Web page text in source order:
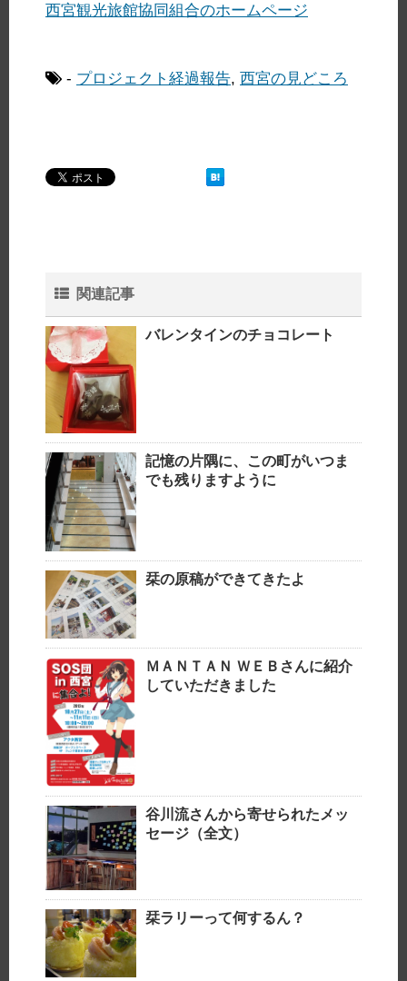
西宮観光旅館協同組合のホームページ
- プロジェクト経過報告, 西宮の見どころ
関連記事
バレンタインのチョコレート
記憶の片隅に、この町がいつま
でも残りますように
栞の原稿ができてきたよ
ＭＡＮＴＡＮ ＷＥＢさんに紹介
していただきました
谷川流さんから寄せられたメッ
セージ（全文）
栞ラリーって何するん？